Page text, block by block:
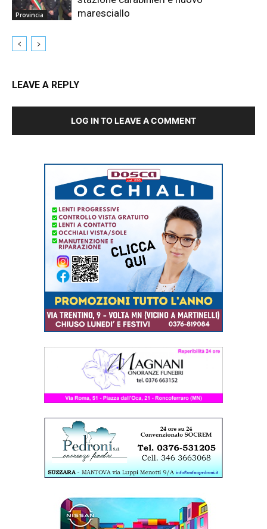
Provincia
maresciallo
LEAVE A REPLY
LOG IN TO LEAVE A COMMENT